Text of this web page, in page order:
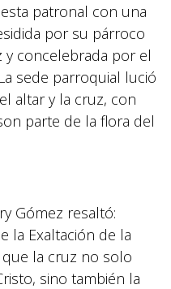
patronal con una
por su párroco
concelebrada por el
sede parroquial lució
altar y la cruz, con
parte de la flora del
Gómez resaltó:
la Exaltación de la
la cruz no solo
sino también la